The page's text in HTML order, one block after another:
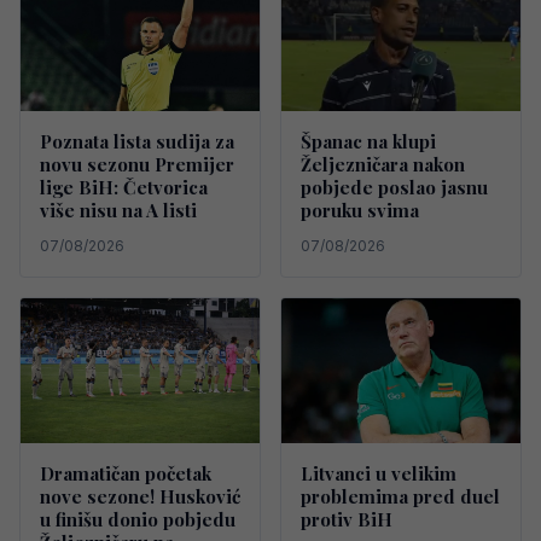
Poznata lista sudija za
novu sezonu Premijer
lige BiH: Četvorica
više nisu na A listi
07/08/2026
Španac na klupi
Željezničara nakon
pobjede poslao jasnu
poruku svima
07/08/2026
Dramatičan početak
nove sezone! Husković
u finišu donio pobjedu
Litvanci u velikim
problemima pred duel
protiv BiH